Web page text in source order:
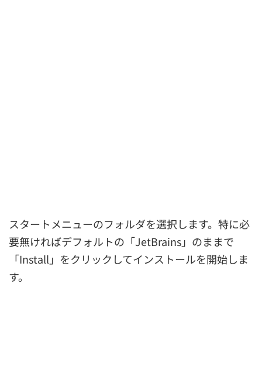
スタートメニューのフォルダを選択します。特に必
要無ければデフォルトの「JetBrains」のままで
「Install」をクリックしてインストールを開始しま
す。